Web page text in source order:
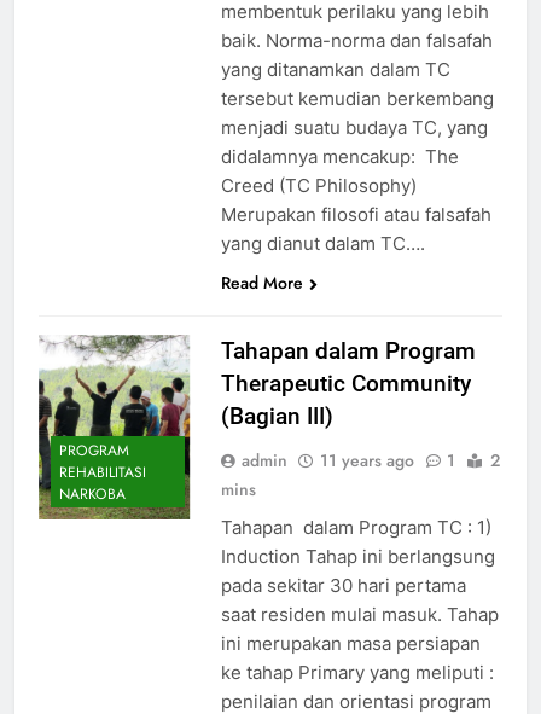
membentuk perilaku yang lebih
baik. Norma-norma dan falsafah
yang ditanamkan dalam TC
tersebut kemudian berkembang
menjadi suatu budaya TC, yang
didalamnya mencakup: The
Creed (TC Philosophy)
Merupakan filosofi atau falsafah
yang dianut dalam TC….
Read More
PROGRAM
REHABILITASI
NARKOBA
Tahapan dalam Program
Therapeutic Community
(Bagian III)
admin 11 years ago 1
2
mins
Tahapan dalam Program TC : 1)
Induction Tahap ini berlangsung
pada sekitar 30 hari pertama
saat residen mulai masuk. Tahap
ini merupakan masa persiapan
ke tahap Primary yang meliputi :
penilaian dan orientasi program